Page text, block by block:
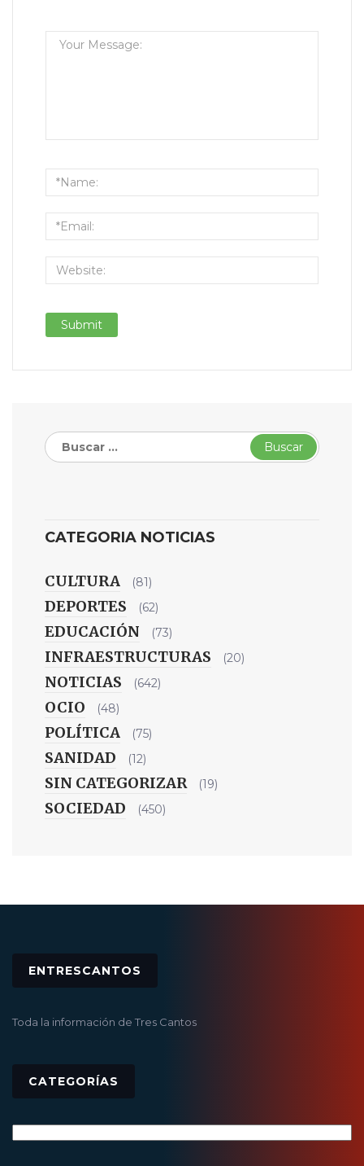
Buscar:
CATEGORIA NOTICIAS
CULTURA (81)
DEPORTES (62)
EDUCACIÓN (73)
INFRAESTRUCTURAS (20)
NOTICIAS (642)
OCIO (48)
POLÍTICA (75)
SANIDAD (12)
SIN CATEGORIZAR (19)
SOCIEDAD (450)
ENTRESCANTOS
Toda la información de Tres Cantos
CATEGORÍAS